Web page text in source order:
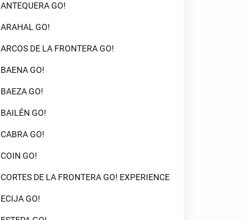
ANTEQUERA GO!
ARAHAL GO!
ARCOS DE LA FRONTERA GO!
BAENA GO!
BAEZA GO!
BAILÉN GO!
CABRA GO!
COIN GO!
CORTES DE LA FRONTERA GO! EXPERIENCE
ECIJA GO!